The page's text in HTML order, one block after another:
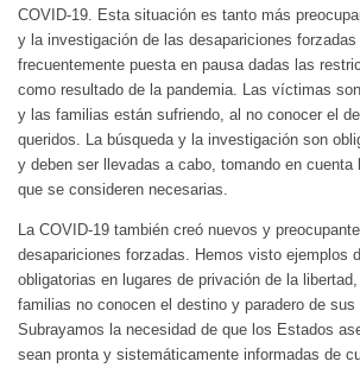
COVID-19. Esta situación es tanto más
y la investigación de las desapariciones
frecuentemente puesta en pausa dadas las
como resultado de la pandemia. Las víctimas
y las familias están sufriendo, al no conocer el
queridos. La búsqueda y la investigación son
y deben ser llevadas a cabo, tomando en cuenta
que se consideren necesarias.
La COVID-19 también creó nuevos y
desapariciones forzadas. Hemos visto ejemplos
obligatorias en lugares de privación de la
familias no conocen el destino y paradero de sus
Subrayamos la necesidad de que los Estados
sean pronta y sistemáticamente informadas de